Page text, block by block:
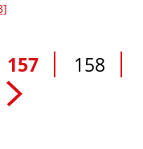
157
158